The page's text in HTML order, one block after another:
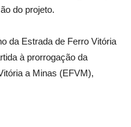
do projeto.
da Estrada de Ferro Vitória
à prorrogação da
a Minas (EFVM),